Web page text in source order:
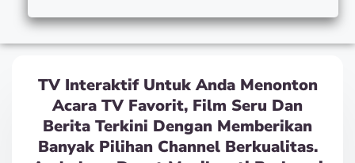
TV Interaktif Untuk Anda Menonton
Acara TV Favorit, Film Seru Dan
Berita Terkini Dengan Memberikan
Banyak Pilihan Channel Berkualitas.